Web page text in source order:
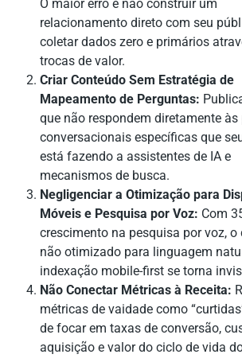
O maior erro é não construir um
relacionamento direto com seu
coletar dados zero e primários
trocas de valor.
Criar Conteúdo Sem Estratégia de
Mapeamento de Perguntas:
que não respondem diretamente
conversacionais específicas que
está fazendo a assistentes de IA e
mecanismos de busca.
Negligenciar a Otimização para
Móveis e Pesquisa por Voz: Com
crescimento na pesquisa por voz, o
não otimizado para linguagem
indexação mobile-first se torna
Não Conectar Métricas à Receita:
métricas de vaidade como
de focar em taxas de conversão,
aquisição e valor do ciclo de vida